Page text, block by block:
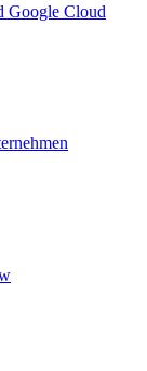
Google Cloud